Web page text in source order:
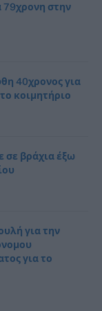
79χρονη στην
40χρονος για
κοιμητήριο
σε βράχια έξω
για την
για το